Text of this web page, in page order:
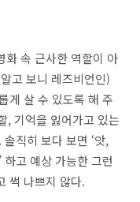
화 속 근사한 역할이 아
고 보니 레즈비언인)
게 살 수 있도록 해 주
, 기억을 잃어가고 있는
직히 보다 보면 ‘앗,
고 예상 가능한 그런
썩 나쁘지 않다.